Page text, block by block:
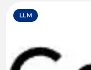
LLM